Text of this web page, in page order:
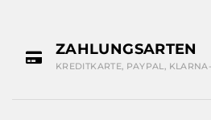
ZAHLUNGSARTEN
KREDITKARTE, PAYPAL,